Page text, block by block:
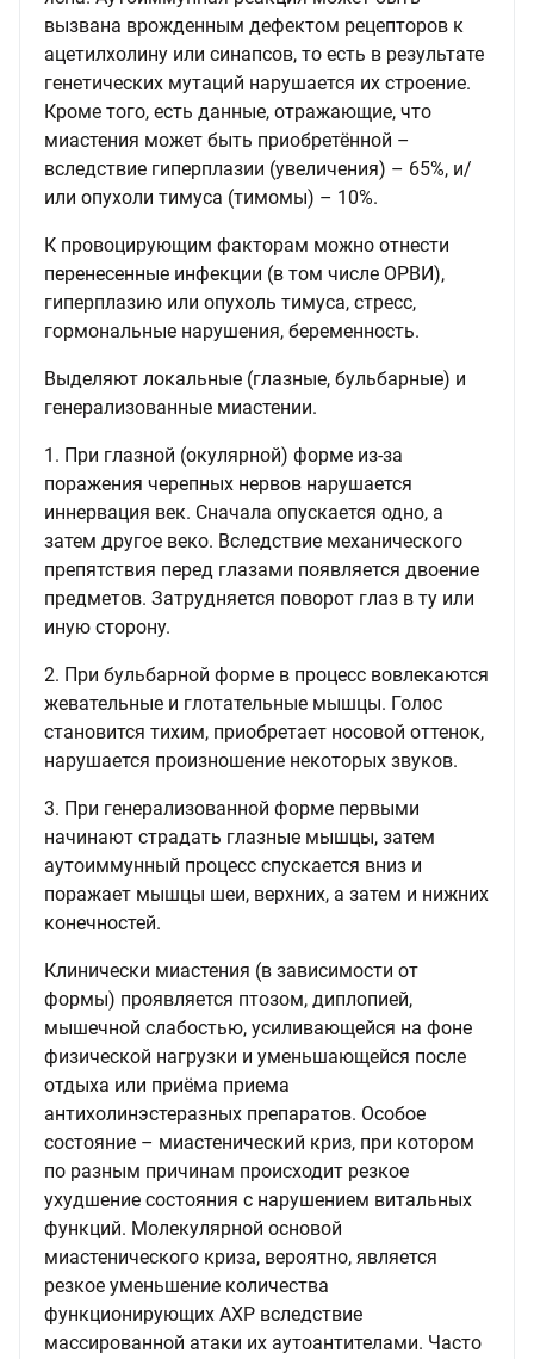
вызвана врожденным дефектом рецепторов к
ацетилхолину или синапсов, то есть в результате
генетических мутаций нарушается их строение.
Кроме того, есть данные, отражающие, что
миастения может быть приобретённой –
вследствие гиперплазии (увеличения) – 65%, и/
или опухоли тимуса (тимомы) – 10%.
К провоцирующим факторам можно отнести
перенесенные инфекции (в том числе ОРВИ),
гиперплазию или опухоль тимуса, стресс,
гормональные нарушения, беременность.
Выделяют локальные (глазные, бульбарные) и
генерализованные миастении.
1. При глазной (окулярной) форме из-за
поражения черепных нервов нарушается
иннервация век. Сначала опускается одно, а
затем другое веко. Вследствие механического
препятствия перед глазами появляется двоение
предметов. Затрудняется поворот глаз в ту или
иную сторону.
2. При бульбарной форме в процесс вовлекаются
жевательные и глотательные мышцы. Голос
становится тихим, приобретает носовой оттенок,
нарушается произношение некоторых звуков.
3. При генерализованной форме первыми
начинают страдать глазные мышцы, затем
аутоиммунный процесс спускается вниз и
поражает мышцы шеи, верхних, а затем и нижних
конечностей.
Клинически миастения (в зависимости от
формы) проявляется птозом, диплопией,
мышечной слабостью, усиливающейся на фоне
физической нагрузки и уменьшающейся после
отдыха или приёма приема
антихолинэстеразных препаратов. Особое
состояние – миастенический криз, при котором
по разным причинам происходит резкое
ухудшение состояния с нарушением витальных
функций. Молекулярной основой
миастенического криза, вероятно, является
резкое уменьшение количества
функционирующих АХР вследствие
массированной атаки их аутоантителами. Часто